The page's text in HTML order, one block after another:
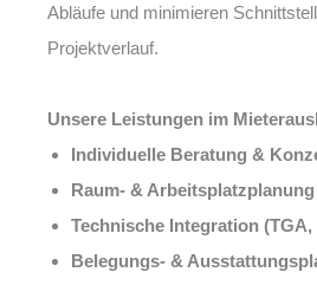
Abläufe und minimieren
Projektverlauf.
Unsere Leistungen im
Individuelle Beratung &
Raum- & Arbeitsplatzplanung
Technische Integration
Belegungs- &